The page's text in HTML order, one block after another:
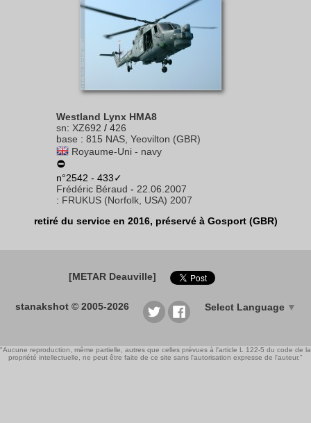
Westland Lynx HMA8
sn: XZ692 / 426
base : 815 NAS, Yeovilton (GBR)
Royaume-Uni - navy
n°2542 - 433✓
Frédéric Béraud - 22.06.2007
: FRUKUS (Norfolk, USA) 2007
retiré du service en 2016, préservé à Gosport (GBR)
[METAR Deauville]
stanakshot © 2005-2026 Select Language ▼
"Aucune reproduction, même partielle, autres que celles prévues à l'article L 122-5 du code de la
propriété intellectuelle, ne peut être faite de ce site sans l'autorisation expresse de l'auteur."